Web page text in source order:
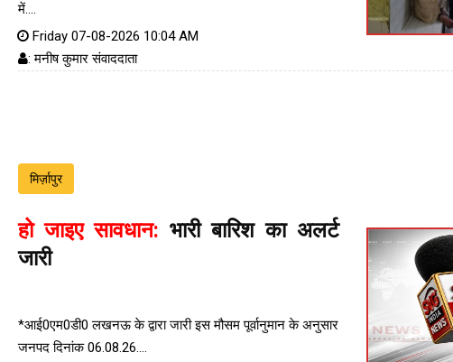
में....
Friday 07-08-2026 10:04 AM
: मनीष कुमार संवाददाता
मिर्ज़ापुर
हो जाइए सावधान: भारी बारिश का अलर्ट
जारी
*आई0एम0डी0 लखनऊ के द्वारा जारी इस मौसम पूर्वानुमान के अनुसार
जनपद दिनांक 06.08.26....